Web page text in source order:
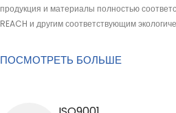
продукция и материалы полностью
REACH и другим соответствующим
ПОСМОТРЕТЬ БОЛЬШЕ